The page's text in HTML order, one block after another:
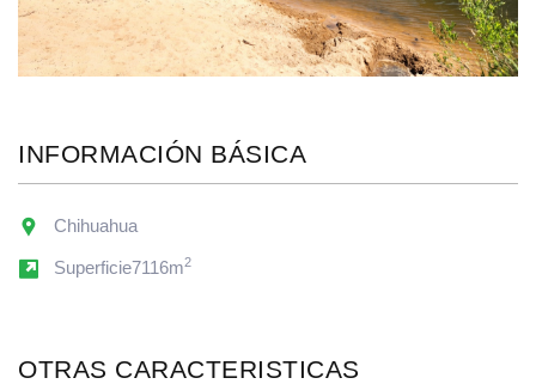
INFORMACIÓN BÁSICA
Chihuahua
Superficie7116m2
OTRAS CARACTERISTICAS